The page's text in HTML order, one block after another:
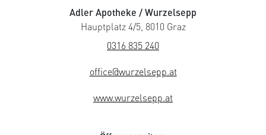
Adler Apotheke / Wurzelsepp
Hauptplatz 4/5, 8010 Graz
0316 835 240
office@wurzelsepp.at
www.wurzelsepp.at